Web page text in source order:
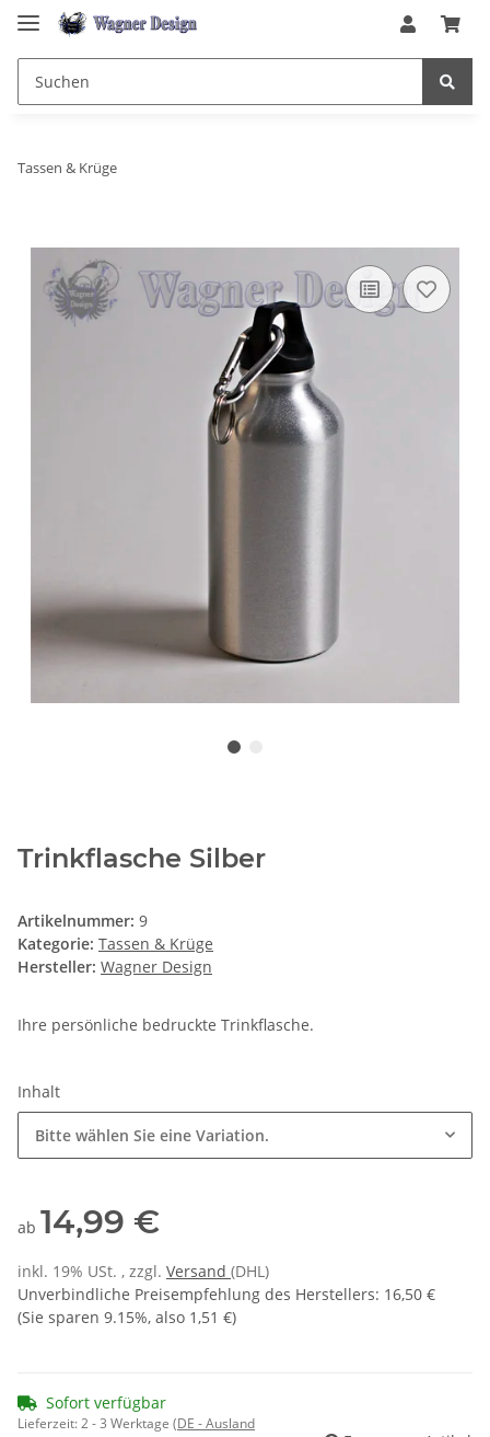
Tassen & Krüge
Trinkflasche Silber
Artikelnummer: 9
Kategorie: Tassen & Krüge
Hersteller: Wagner Design
Ihre persönliche bedruckte Trinkflasche.
Inhalt
Bitte wählen Sie eine Variation.
ab 14,99 €
inkl. 19% USt. , zzgl. Versand (DHL)
Unverbindliche Preisempfehlung des Herstellers: 16,50 €
(Sie sparen 9.15%, also 1,51 €)
Sofort verfügbar
Lieferzeit:2 - 3 Werktage (DE - Ausland